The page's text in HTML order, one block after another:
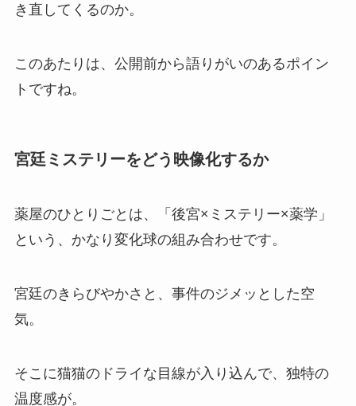
き直してくるのか。
このあたりは、公開前から語りがいのあるポイン
トですね。
宮廷ミステリーをどう映像化するか
薬屋のひとりごとは、「後宮×ミステリー×薬学」
という、かなり変化球の組み合わせです。
宮廷のきらびやかさと、事件のジメッとした空
気。
そこに猫猫のドライな目線が入り込んで、独特の
温度感が。